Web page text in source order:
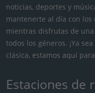
noticias, deportes y
mantenerte al día con
mientras disfrutas de
todos los géneros. ¡Ya
clásica, estamos aquí
Estaciones de